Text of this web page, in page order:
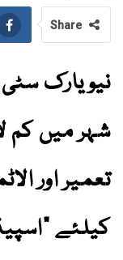
Share
نیویارک
شہر میں کم
تعمیر اور
کیلئے